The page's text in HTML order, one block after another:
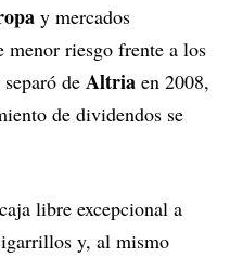
y mercados
menor riesgo frente a los
de Altria en 2008,
de dividendos se
libre excepcional a
y, al mismo